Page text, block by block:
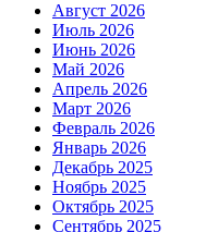
Август 2026
Июль 2026
Июнь 2026
Май 2026
Апрель 2026
Март 2026
Февраль 2026
Январь 2026
Декабрь 2025
Ноябрь 2025
Октябрь 2025
Сентябрь 2025